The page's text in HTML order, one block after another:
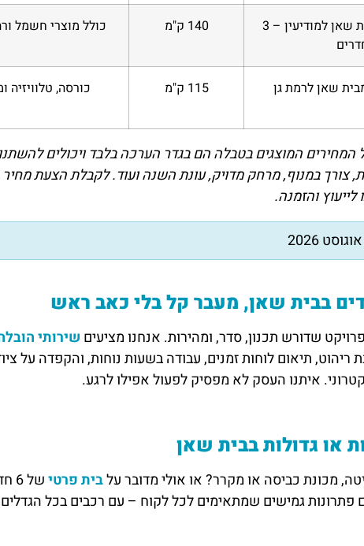
הובלת דירה מבית שאן למודיעין – 3
140 ק"מ כולל מוצרי חשמל
שאן לרמת גן 115 ק"מ כורסה, טלוויזיה
המחירים המוצגים בטבלה הם בגדר הערכה בלבד ויכולים
צורך במנוף, מרחק מדויק, עונת השנה ועוד. לקבלת הצעת
והזמנה.
2026
בבית שאן, מעבר קל בלי כאב ראש
שדורש תכנון, סדר, ומהירות. אנחנו מציעים שירותי
ריהוט, תיאום לוחות זמנים, עבודה בשעות נוחות, והקפדה על
איתנו העסק לא מפסיק לפעול אפילו לרגע.
או גדולות בבית שאן
מכונת כביסה או מקרר? או אולי מדובר עלבית פרטי
פתרונות גמישים שמתאימים לכל לקוח – עם רכבים בכל הגדלים,